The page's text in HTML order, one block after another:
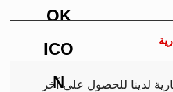
لدينا للحصول على آخر